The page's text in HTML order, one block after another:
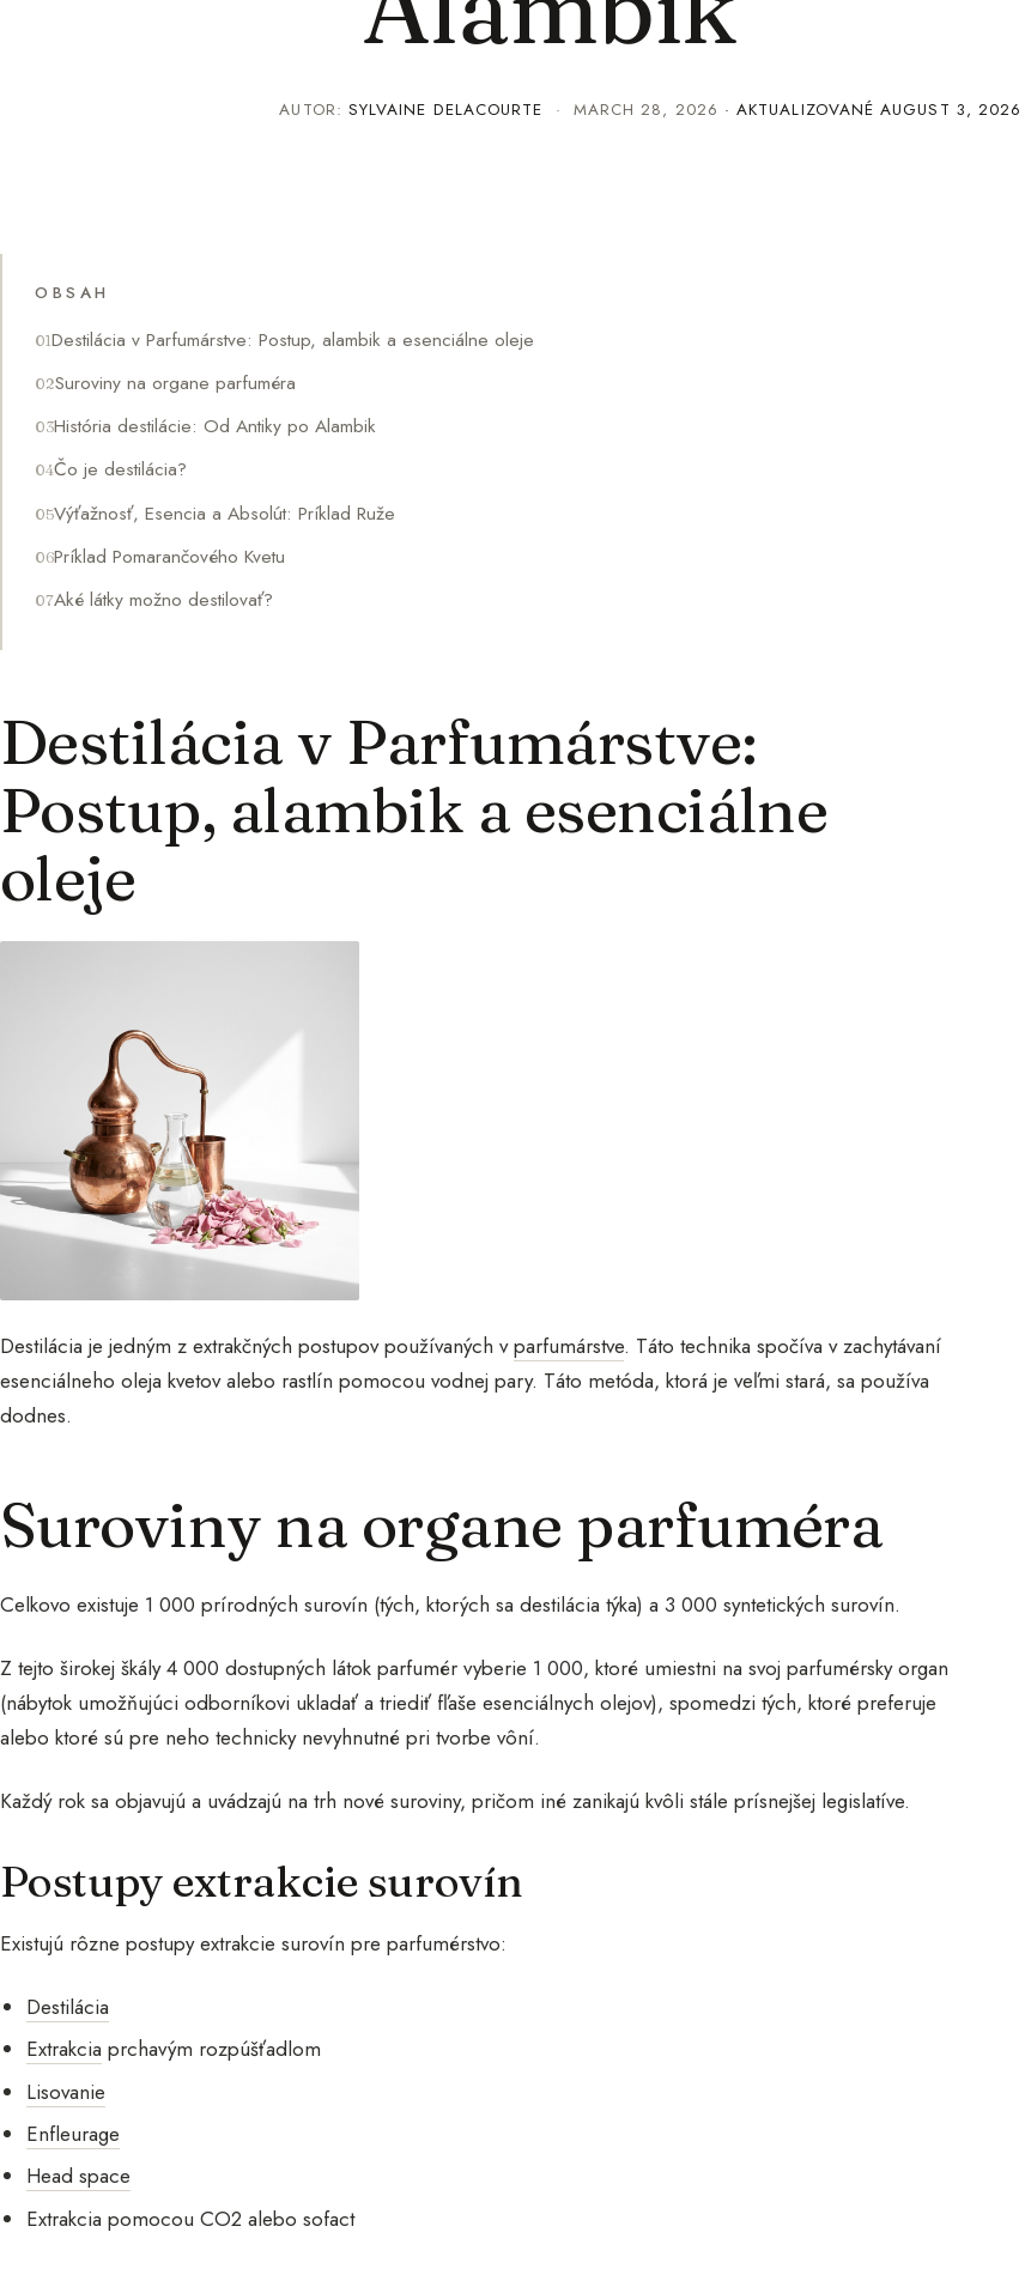
AUTOR: SYLVAINE DELACOURTE · MARCH 28, 2026 · AKTUALIZOVANÉAUGUST 3, 2026
OBSAH
Destilácia v Parfumárstve: Postup, alambik a esenciálne oleje
Suroviny na organe parfuméra
História destilácie: Od Antiky po Alambik
Čo je destilácia?
Výťažnosť, Esencia a Absolút: Príklad Ruže
Príklad Pomarančového Kvetu
Aké látky možno destilovať?
Destilácia v Parfumárstve:
Postup, alambik a esenciálne
oleje
Destilácia je jedným z extrakčných postupov používaných vparfumárstve. Táto technika spočíva v zachytávaní
esenciálneho oleja kvetov alebo rastlín pomocou vodnej pary. Táto metóda, ktorá je veľmi stará, sa používa
dodnes.
Suroviny na organe parfuméra
Celkovo existuje 1 000 prírodných surovín (tých, ktorých sa destilácia týka) a 3 000 syntetických surovín.
Z tejto širokej škály 4 000 dostupných látok parfumér vyberie 1 000, ktoré umiestni na svoj parfumérsky organ
(nábytok umožňujúci odborníkovi ukladať a triediť fľaše esenciálnych olejov), spomedzi tých, ktoré preferuje
alebo ktoré sú pre neho technicky nevyhnutné pri tvorbe vôní.
Každý rok sa objavujú a uvádzajú na trh nové suroviny, pričom iné zanikajú kvôli stále prísnejšej legislatíve.
Postupy extrakcie surovín
Existujú rôzne postupy extrakcie surovín pre parfumérstvo:
Destilácia
Extrakcia prchavým rozpúšťadlom
Lisovanie
Enfleurage
Head space
Extrakcia pomocou CO2 alebo sofact